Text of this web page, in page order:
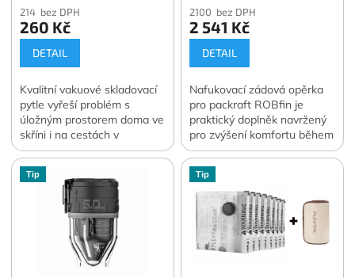
214 bez DPH
260 Kč
DETAIL
Kvalitní vakuové skladovací
pytle vyřeší problém s
úložným prostorem doma ve
skříni i na cestách v
zavazadle. Vakuování
dokáže zmenšit objem
skladovaného oblečení a
lůžkovin o 70 až 90 %.
Ochrání skladované věci
před prachem, vlhkostí, moly
nebo plísní ať už je
skladujete kdekoli. V balení
4 ks. vybrané velikosti.
2100 bez DPH
2 541 Kč
DETAIL
Nafukovací zádová opěrka
pro packraft ROBfin je
praktický doplněk navržený
pro zvýšení komfortu během
pádlování.
Tip Tip